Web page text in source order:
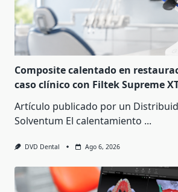
Composite calentado en
caso clínico con Filtek Supreme
Artículo publicado por un
Solventum El calentamiento ...
DVD Dental Ago 6, 2026